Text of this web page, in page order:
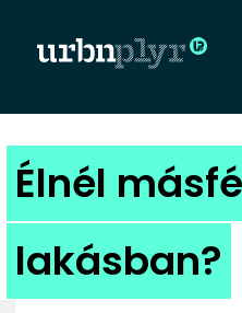
Élnél
lakásban?